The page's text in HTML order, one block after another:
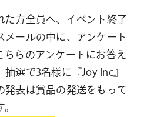
た方全員へ、イベント終了
メールの中に、アンケート
らのアンケートにお答え
選で3名様に『Joy Inc』
発表は賞品の発送をもって